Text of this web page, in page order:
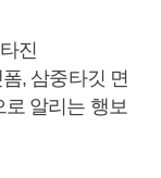
진
, 삼중타깃 면
알리는 행보